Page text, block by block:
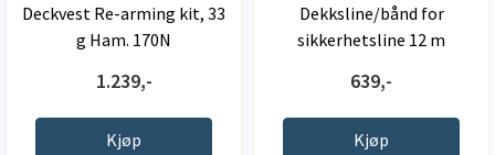
Deckvest Re-arming kit, 33
g Ham. 170N
1.239,-
Kjøp
Dekksline/bånd for
sikkerhetsline 12 m
639,-
Kjøp